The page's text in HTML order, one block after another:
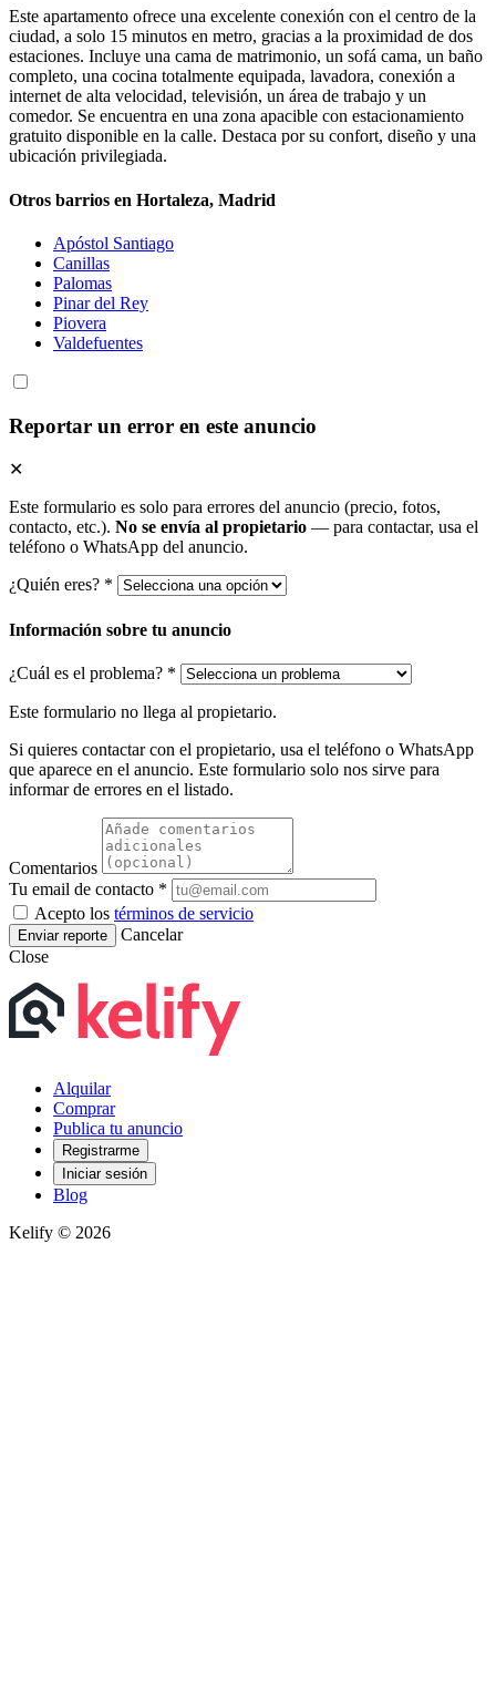
Este apartamento ofrece una excelente conexión con el centro de la
ciudad, a solo 15 minutos en metro, gracias a la proximidad de dos
estaciones. Incluye una cama de matrimonio, un sofá cama, un baño
completo, una cocina totalmente equipada, lavadora, conexión a
internet de alta velocidad, televisión, un área de trabajo y un
comedor. Se encuentra en una zona apacible con estacionamiento
gratuito disponible en la calle. Destaca por su confort, diseño y una
ubicación privilegiada.
Otros barrios en Hortaleza, Madrid
Apóstol Santiago
Canillas
Palomas
Pinar del Rey
Piovera
Valdefuentes
Reportar un error en este anuncio
✕
Este formulario es solo para errores del anuncio (precio, fotos,
contacto, etc.). No se envía al propietario — para contactar, usa el
teléfono o WhatsApp del anuncio.
¿Quién eres? *
Información sobre tu anuncio
¿Cuál es el problema? *
Este formulario no llega al propietario.
Si quieres contactar con el propietario, usa el teléfono o WhatsApp
que aparece en el anuncio. Este formulario solo nos sirve para
informar de errores en el listado.
Comentarios
Tu email de contacto *
Acepto los términos de servicio
Enviar reporte
Cancelar
Close
Alquilar
Comprar
Publica tu anuncio
Registrarme
Iniciar sesión
Blog
Kelify © 2026